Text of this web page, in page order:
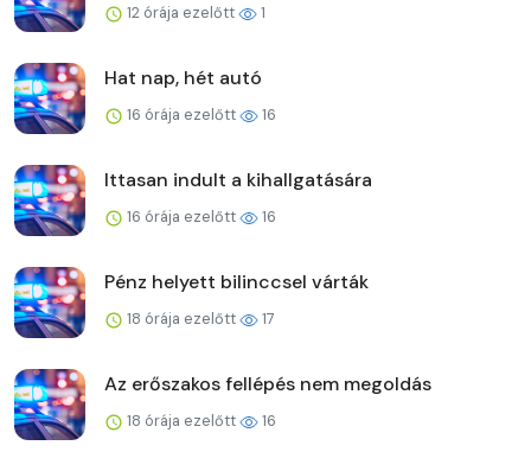
12 órája ezelőtt 1
Hat nap, hét autó
16 órája ezelőtt 16
Ittasan indult a kihallgatására
16 órája ezelőtt 16
Pénz helyett bilinccsel várták
18 órája ezelőtt 17
Az erőszakos fellépés nem megoldás
18 órája ezelőtt 16